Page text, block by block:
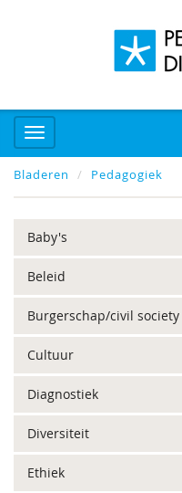
Bladeren Pedagogiek
Baby's
Beleid
Burgerschap/civil society
Cultuur
Diagnostiek
Diversiteit
Ethiek